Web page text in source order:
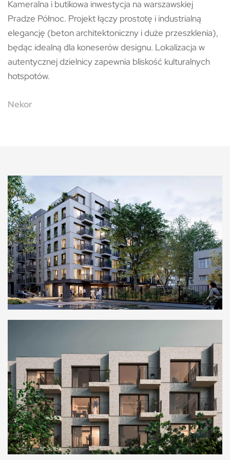
Kameralna i butikowa inwestycja na warszawskiej
Pradze Północ. Projekt łączy prostotę i industrialną
elegancję (beton architektoniczny i duże przeszklenia),
będąc idealną dla koneserów designu. Lokalizacja w
autentycznej dzielnicy zapewnia bliskość kulturalnych
hotspotów.
Nekor